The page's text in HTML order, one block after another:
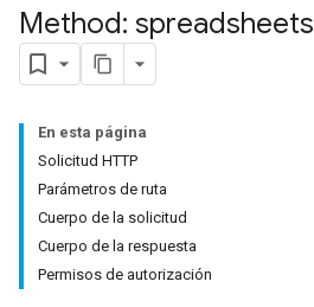
Method: spreadsheets
En esta página
Solicitud HTTP
Parámetros de ruta
Cuerpo de la solicitud
Cuerpo de la respuesta
Permisos de autorización